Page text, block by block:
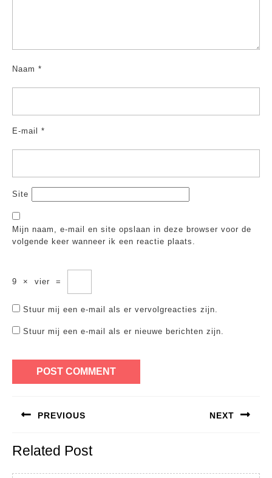
Naam *
E-mail *
Site
Mijn naam, e-mail en site opslaan in deze browser voor de
volgende keer wanneer ik een reactie plaats.
9 × vier =
Stuur mij een e-mail als er vervolgreacties zijn.
Stuur mij een e-mail als er nieuwe berichten zijn.
navigatie
PREVIOUS
post:
NEXT
Related Post